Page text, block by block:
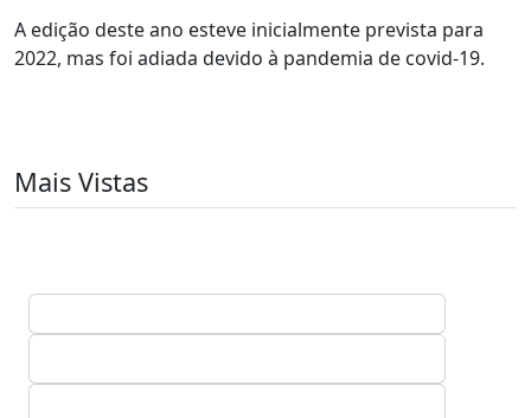
A edição deste ano esteve inicialmente prevista para
2022, mas foi adiada devido à pandemia de covid-19.
Mais Vistas